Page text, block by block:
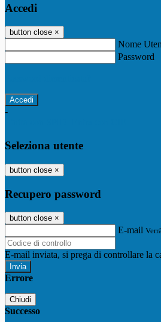
Accedi
button close ×
Nome
Password
-
Seleziona utente
button close ×
Recupero password
button close ×
E-mail
E-mail inviata, si prega di controllare la
Errore
Chiudi
Successo